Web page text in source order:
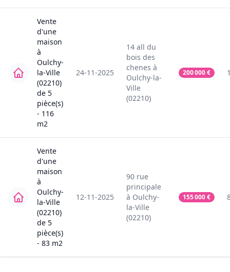
Vente
d'une
maison
à
Oulchy-
la-Ville
(02210)
de 5
pièce(s)
- 116
m2
24-11-2025
14 all du
bois des
chenes à
Oulchy-la-
Ville
(02210)
200 000€
Vente
d'une
maison
à
Oulchy-
la-Ville
(02210)
de 5
pièce(s)
- 83 m2
12-11-2025
90 rue
principale
à Oulchy-
la-Ville
(02210)
155 000€